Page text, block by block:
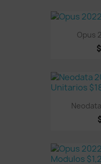
Opus
Neodata